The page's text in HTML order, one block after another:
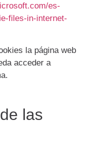
es-
files-in-internet-
la página web
acceder a
las